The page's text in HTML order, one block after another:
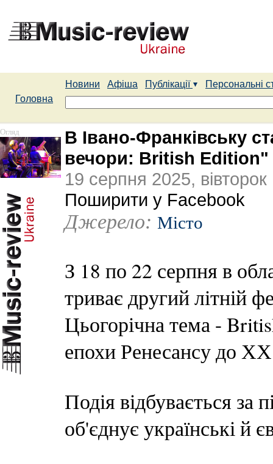
Новини Афіша Публікації
Персональні
Головна
Огляд
В Івано-Франківську
вечори: British Edition"
19 серпня 2025, вівторок
Поширити у Facebook
Джерело: Місто
З 18 по 22 серпня в
триває другий літній
Цьогорічна тема -
епохи Ренесансу до ХХ
Подія відбувається
об'єднує українські й